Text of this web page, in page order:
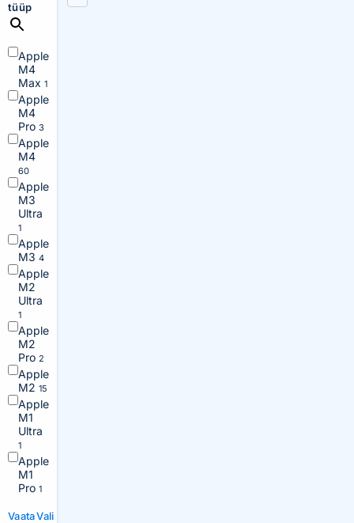
tüüp
Apple
M4
Max 1
Apple
M4
Pro 3
Apple
M4
60
Apple
M3
Ultra
1
Apple
M3 4
Apple
M2
Ultra
1
Apple
M2
Pro 2
Apple
M2 15
Apple
M1
Ultra
1
Apple
M1
Pro 1
VaataVali